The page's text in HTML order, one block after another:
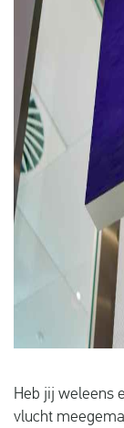
Heb jij weleens
vlucht